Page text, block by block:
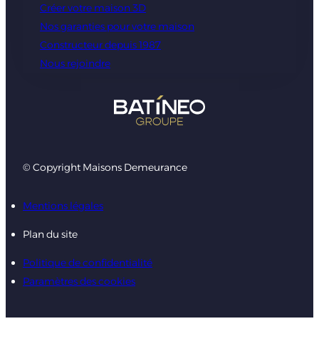
Créer votre maison 3D
Nos garanties pour votre maison
Constructeur depuis 1987
Nous rejoindre
© Copyright Maisons Demeurance
Mentions légales
Plan du site
Politique de confidentialité
Paramètres des cookies